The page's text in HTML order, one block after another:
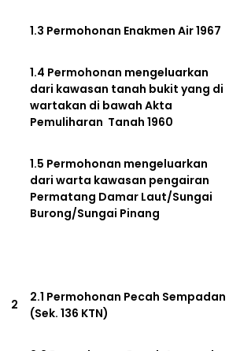
1.3 Permohonan Enakmen Air 1967
1.4 Permohonan mengeluarkan
dari kawasan tanah bukit yang di
wartakan di bawah Akta
Pemuliharan Tanah 1960
1.5 Permohonan mengeluarkan
dari warta kawasan pengairan
Permatang Damar Laut/Sungai
Burong/Sungai Pinang
2
2.1 Permohonan Pecah Sempadan
(Sek. 136 KTN)